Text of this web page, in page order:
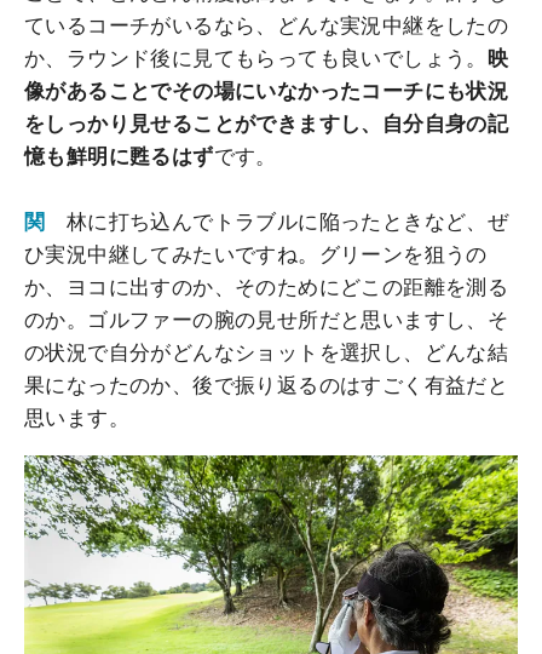
ているコーチがいるなら、どんな実況中継をしたの
か、ラウンド後に見てもらっても良いでしょう。 映
像があることでその場にいなかったコーチにも状況
をしっかり見せることができますし、自分自身の記
憶も鮮明に甦るはずです。
関
林に打ち込んでトラブルに陥ったときなど、ぜ
ひ実況中継してみたいですね。グリーンを狙うの
か、ヨコに出すのか、そのためにどこの距離を測る
のか。ゴルファーの腕の見せ所だと思いますし、そ
の状況で自分がどんなショットを選択し、どんな結
果になったのか、後で振り返るのはすごく有益だと
思います。